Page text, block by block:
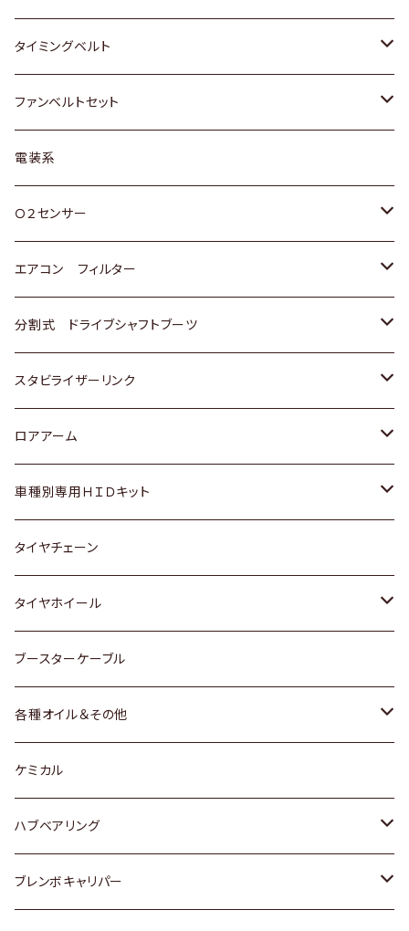
三菱
スバル
日野
クライスラー
ダイハツ
マツダ
三菱
スバル
ホンダ
マツダ
スズキ
ダイハツ
マツダ
三菱
スバル
ホンダ
スズキ
日産
ダイハツ
マツダ
三菱
スバル
タイミングベルト
トヨタ
スズキ
ダイハツ
三菱
スバル
ファンベルトセット
トヨタ
ホンダ
スズキ
日産
いすゞ
ダイハツ
マツダ
三菱
スバル
レクサス
電装系
Ｏ２センサー
トヨタ
ホンダ
スズキ
日産
ダイハツ
マツダ
三菱
スバル
エアコン フィルター
トヨタ
ホンダ
スズキ
日産
いすゞ
ダイハツ
マツダ
三菱
スバル
分割式 ドライブシャフトブーツ
トヨタ
ホンダ
スズキ
日産
ダイハツ
スバル
スタビライザーリンク
トヨタ
ホンダ
スズキ
日産
ダイハツ
マツダ
ロアアーム
ホンダ
スズキ
日産
ダイハツ
マツダ
スバル
車種別専用ＨＩＤキット
トヨタ
マツダ
タイヤチェーン
タイヤホイール
トヨタ
ホンダ
スズキ
日産
ダイハツ
ブースターケーブル
各種オイル＆その他
ディーデル洗浄添加剤
ケミカル
ハブベアリング
トヨタ
ブレンボキャリパー